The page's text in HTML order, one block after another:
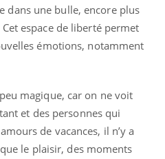
dans une bulle, encore plus
espace de liberté permet
émotions, notamment
magique, car on ne voit
et des personnes qui
de vacances, il n’y a
le plaisir, des moments